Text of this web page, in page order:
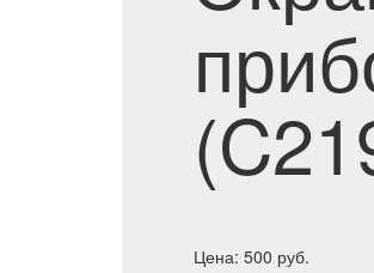
Цена: 500 руб.